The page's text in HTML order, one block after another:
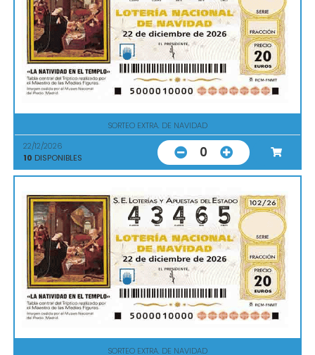
SORTEO EXTRA. DE NAVIDAD
22/12/2026
10 DISPONIBLES 0
SORTEO EXTRA. DE NAVIDAD